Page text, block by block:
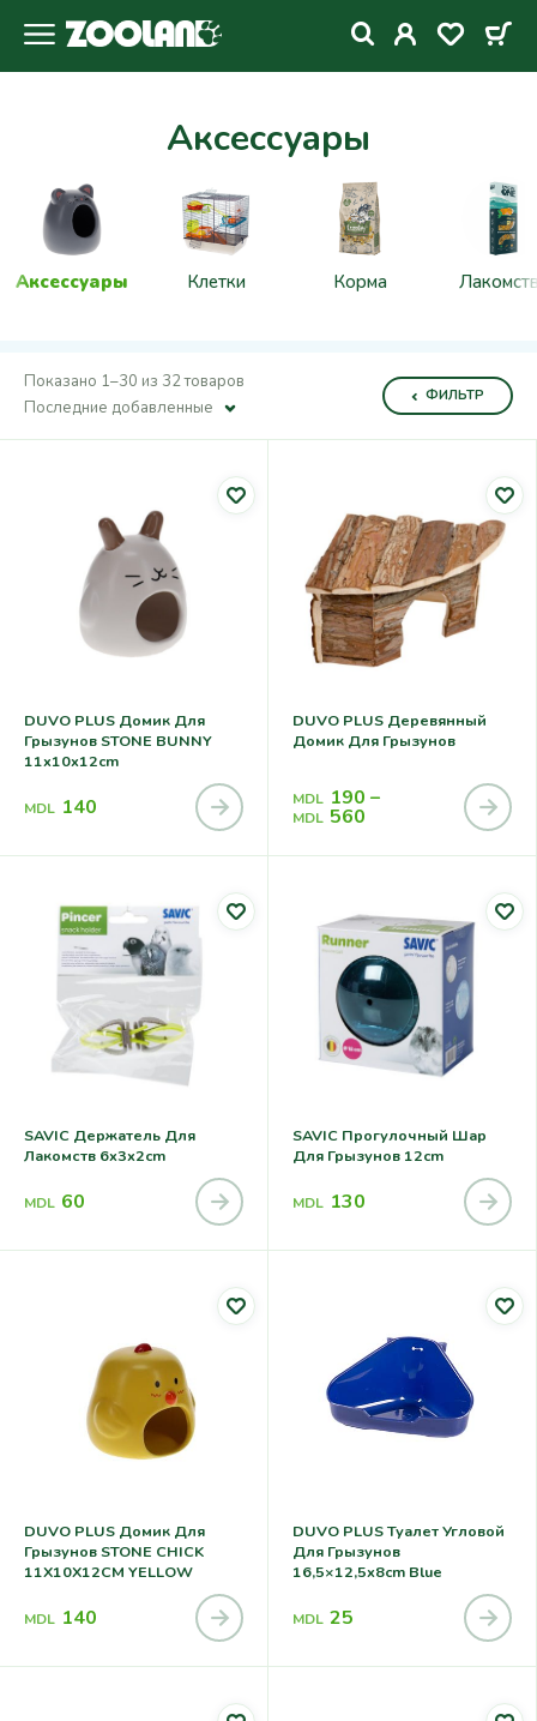
Аксессуары
Аксессуары Клетки Корма
Показано 1–30 из 32 товаров
Последние добавленные
ФИЛЬТР
DUVO PLUS Домик Для
Грызунов STONE BUNNY
11x10x12cm
MDL 140
DUVO PLUS Деревянный
Домик Для Грызунов
MDL 190 –
MDL 560
SAVIC Держатель Для
Лакомств 6x3x2cm
MDL 60
SAVIC Прогулочный Шар
Для Грызунов 12cm
MDL 130
DUVO PLUS Домик Для
Грызунов STONE CHICK
11X10X12CM YELLOW
MDL 140
DUVO PLUS Туалет Угловой
Для Грызунов
16,5×12,5x8cm Blue
MDL 25